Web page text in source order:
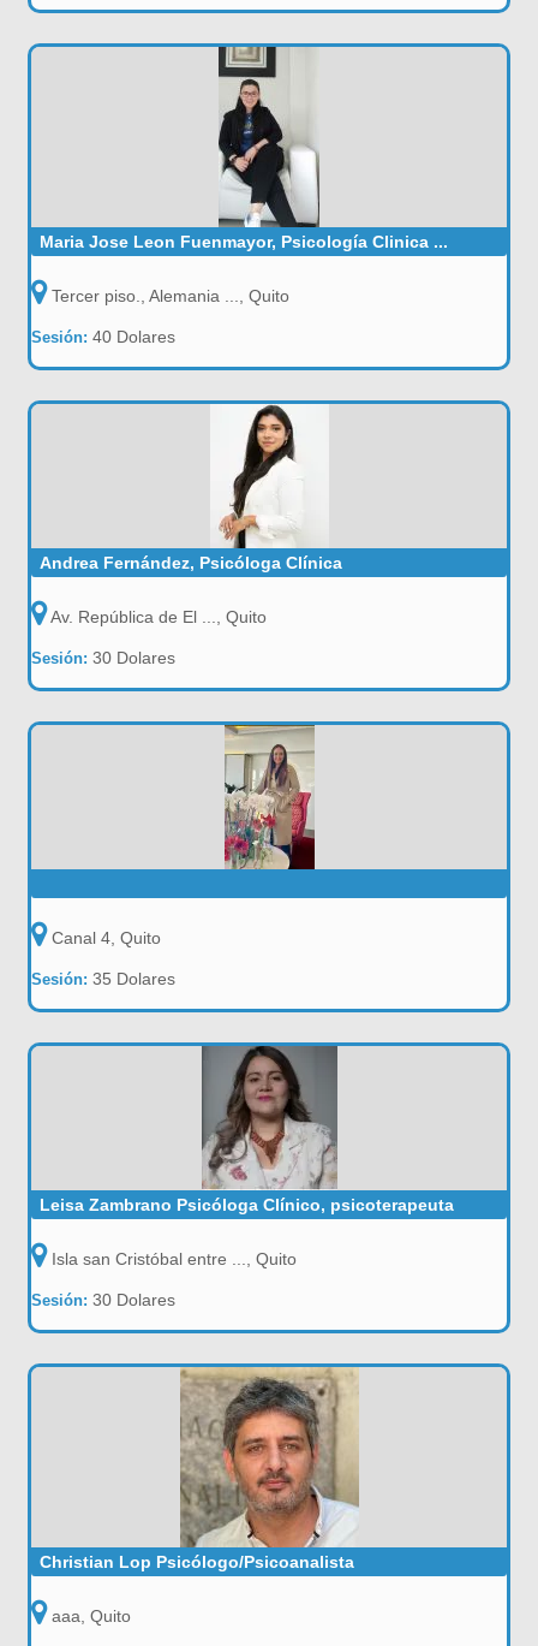
Maria Jose Leon Fuenmayor, Psicología Clinica ...
Tercer piso., Alemania ..., Quito
Sesión:40 Dolares
Andrea Fernández, Psicóloga Clínica
Av. República de El ..., Quito
Sesión:30 Dolares
Canal 4, Quito
Sesión:35 Dolares
Leisa Zambrano Psicóloga Clínico, psicoterapeuta
Isla san Cristóbal entre ..., Quito
Sesión:30 Dolares
Christian Lop Psicólogo/Psicoanalista
aaa, Quito